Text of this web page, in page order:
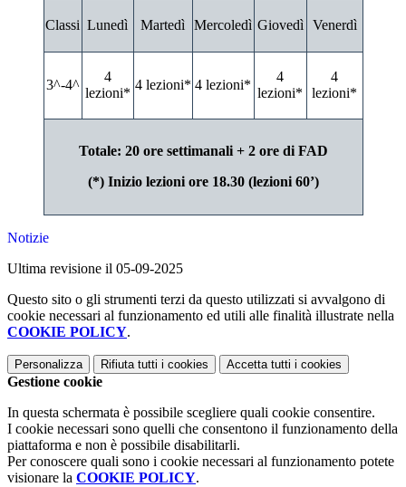
Classi Lunedì Martedì Mercoledì Giovedì Venerdì
3^-4^
4
lezioni*
4 lezioni* 4 lezioni*
4
lezioni*
4
lezioni*
Totale: 20 ore settimanali + 2 ore di FAD
(*) Inizio lezioni ore 18.30 (lezioni 60’)
Notizie
Ultima revisione il 05-09-2025
Questo sito o gli strumenti terzi da questo utilizzati si avvalgono di
cookie necessari al funzionamento ed utili alle finalità illustrate nella
COOKIE POLICY.
Personalizza Rifiuta tutti i cookies Accetta tutti i cookies
Gestione cookie
In questa schermata è possibile scegliere quali cookie consentire.
I cookie necessari sono quelli che consentono il funzionamento della
piattaforma e non è possibile disabilitarli.
Per conoscere quali sono i cookie necessari al funzionamento potete
visionare la COOKIE POLICY.